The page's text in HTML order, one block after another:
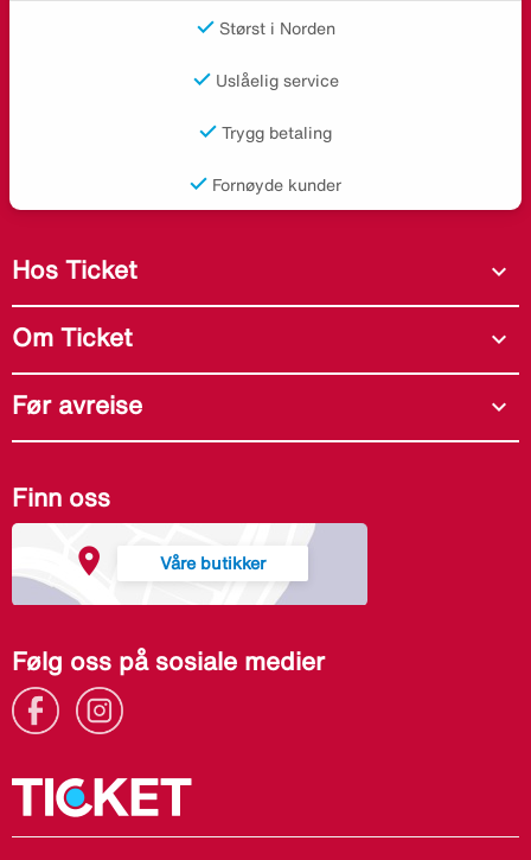
Størst i Norden
Uslåelig service
Trygg betaling
Fornøyde kunder
Hos Ticket expand_more
Om Ticket expand_more
Før avreise expand_more
Finn oss
Våre butikker
Følg oss på sosiale medier